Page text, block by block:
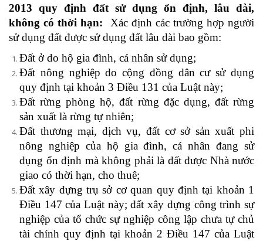
2013 quy định đất sử dụng ổn định, lâu dài,
không có thời hạn: Xác định các trường hợp người
sử dụng đất được sử dụng đất lâu dài bao gồm:
Đất ở do hộ gia đình, cá nhân sử dụng;
Đất nông nghiệp do cộng đồng dân cư sử dụng
quy định tại khoản 3 Điều 131 của Luật này;
Đất rừng phòng hộ, đất rừng đặc dụng, đất rừng
sản xuất là rừng tự nhiên;
Đất thương mại, dịch vụ, đất cơ sở sản xuất phi
nông nghiệp của hộ gia đình, cá nhân đang sử
dụng ổn định mà không phải là đất được Nhà nước
giao có thời hạn, cho thuê;
Đất xây dựng trụ sở cơ quan quy định tại khoản 1
Điều 147 của Luật này; đất xây dựng công trình sự
nghiệp của tổ chức sự nghiệp công lập chưa tự chủ
tài chính quy định tại khoản 2 Điều 147 của Luật